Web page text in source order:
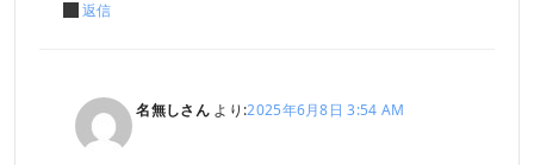
返信
名無しさん より:2025年6月8日 3:54 AM